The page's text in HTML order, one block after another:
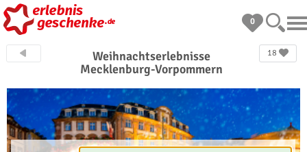
0
18
Weihnachtserlebnisse
Mecklenburg-Vorpommern